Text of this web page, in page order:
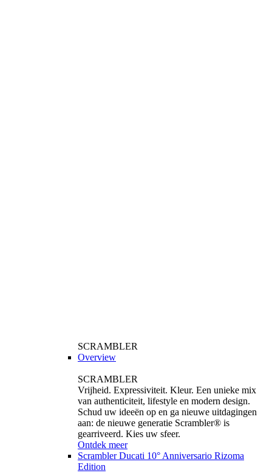
SCRAMBLER
Overview
SCRAMBLER
Vrijheid. Expressiviteit. Kleur. Een unieke mix
van authenticiteit, lifestyle en modern design.
Schud uw ideeën op en ga nieuwe uitdagingen
aan: de nieuwe generatie Scrambler® is
gearriveerd. Kies uw sfeer.
Ontdek meer
Scrambler Ducati 10° Anniversario Rizoma
Edition